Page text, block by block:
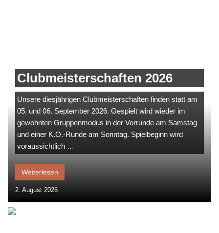
Clubmeisterschaften 2026
Unsere diesjährigen Clubmeisterschaften finden statt am
05. und 06. September 2026. Gespielt wird wieder im
gewohnten Gruppenmodus in der Vorrunde am Samstag
und einer K.O.-Runde am Sonntag. Spielbeginn wird
voraussichtlich …
Weiterlesen
2. August 2026